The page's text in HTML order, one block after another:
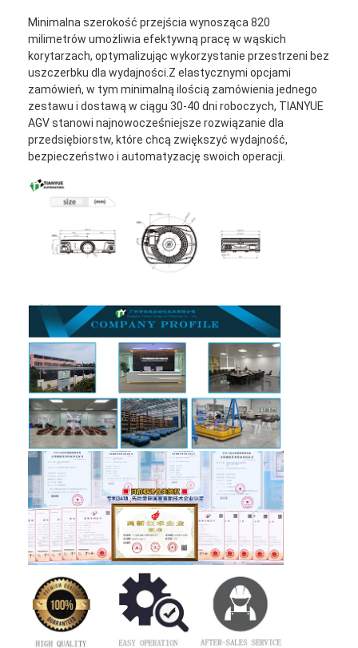
Minimalna szerokość przejścia wynosząca 820
milimetrów umożliwia efektywną pracę w wąskich
korytarzach, optymalizując wykorzystanie przestrzeni bez
uszczerbku dla wydajności.Z elastycznymi opcjami
zamówień, w tym minimalną ilością zamówienia jednego
zestawu i dostawą w ciągu 30-40 dni roboczych, TIANYUE
AGV stanowi najnowocześniejsze rozwiązanie dla
przedsiębiorstw, które chcą zwiększyć wydajność,
bezpieczeństwo i automatyzację swoich operacji.